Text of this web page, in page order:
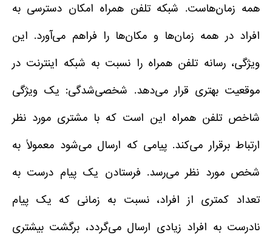
همه زمان‌هاست. شبکه تلفن همراه امکان دسترسی به
افراد در همه زمان‌ها و مکان‌ها را فراهم می‌آورد. این
ویژگی، رسانه تلفن همراه را نسبت به شبکه اینترنت در
موقعیت بهتری قرار می‌دهد. شخصی‌شدگی: یک ویژگی
شاخص تلفن همراه این است که با مشتری مورد نظر
ارتباط برقرار می‌کند. پیامی که ارسال می‌شود معمولاً به
شخص مورد نظر می‌رسد. فرستادن یک پیام درست به
تعداد کمتری از افراد، نسبت به زمانی که یک پیام
نادرست به افراد زیادی ارسال می‌گردد، برگشت بیشتری